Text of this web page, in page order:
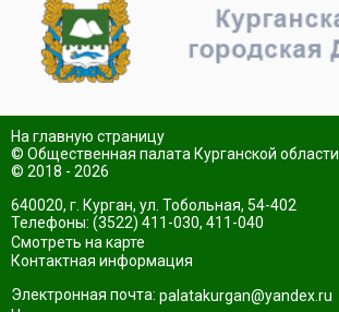
На главную страницу
© Общественная палата Курганской области
© 2018 - 2026
640020, г. Курган, ул. Тобольная, 54-402
Телефоны: (3522) 411-030, 411-040
Смотреть на карте
Контактная информация
Электронная почта: palatakurgan@yandex.ru